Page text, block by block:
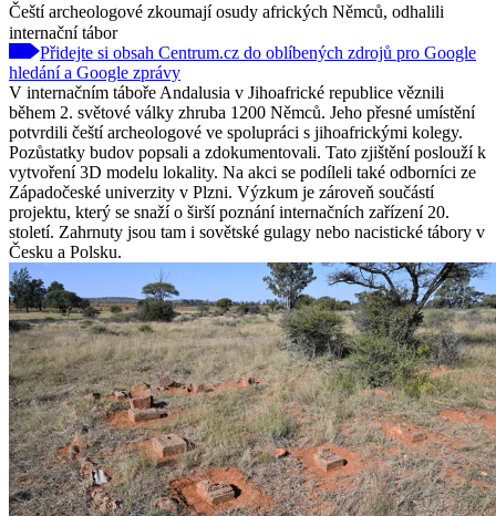
Čeští archeologové zkoumají osudy afrických Němců, odhalili
internační tábor
Přidejte si obsah Centrum.cz do oblíbených zdrojů pro Google
hledání a Google zprávy
V internačním táboře Andalusia v Jihoafrické republice věznili
během 2. světové války zhruba 1200 Němců. Jeho přesné umístění
potvrdili čeští archeologové ve spolupráci s jihoafrickými kolegy.
Pozůstatky budov popsali a zdokumentovali. Tato zjištění poslouží k
vytvoření 3D modelu lokality. Na akci se podíleli také odborníci ze
Západočeské univerzity v Plzni. Výzkum je zároveň součástí
projektu, který se snaží o širší poznání internačních zařízení 20.
století. Zahrnuty jsou tam i sovětské gulagy nebo nacistické tábory v
Česku a Polsku.